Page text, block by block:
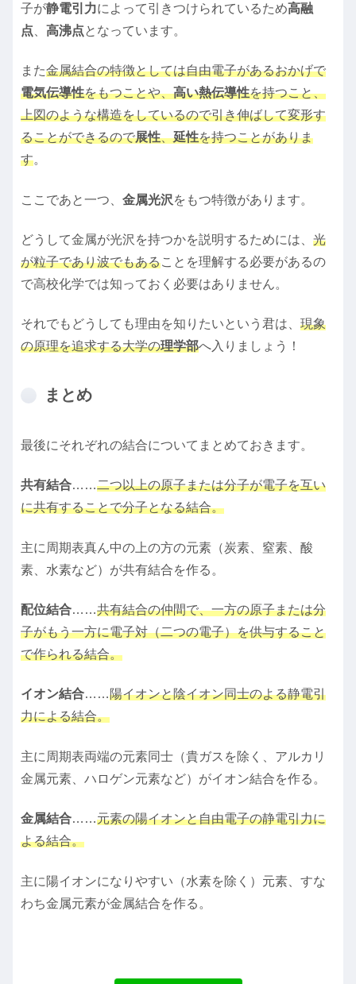
子が静電引力によって引きつけられているため高融
点
高沸点となっています。
また金属結合の特徴としては自由電子があるおかげで
電気伝導性をもつことや、高い熱伝導性を持つこと、
上図のような構造をしているので引き伸ばして変形す
ることができるので展性、延性を持つことがありま
す。
ここであと一つ、 金属光沢をもつ特徴があります。
どうして金属が光沢を持つかを説明するためには、 光
が粒子であり波でもあることを理解する必要があるの
で高校化学では知っておく必要はありません。
それでもどうしても理由を知りたいという君は、 現象
の原理を追求する大学の理学部へ入りましょう！
まとめ
最後にそれぞれの結合についてまとめておきます。
共有結合……二つ以上の原子または分子が電子を互い
に共有することで分子となる結合。
主に周期表真ん中の上の方の元素（炭素、窒素、酸
素、水素など）が共有結合を作る。
配位結合……共有結合の仲間で、一方の原子または分
子がもう一方に電子対（二つの電子）を供与すること
で作られる結合。
イオン結合……陽イオンと陰イオン同士のよる静電引
力による結合。
主に周期表両端の元素同士（貴ガスを除く、アルカリ
金属元素、ハロゲン元素など）がイオン結合を作る。
金属結合……元素の陽イオンと自由電子の静電引力に
よる結合。
主に陽イオンになりやすい（水素を除く）元素、すな
わち金属元素が金属結合を作る。